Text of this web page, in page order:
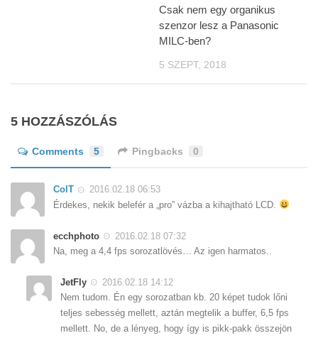
Csak nem egy organikus
szenzor lesz a Panasonic
MILC-ben?
5 SZEPT, 2018
5 HOZZÁSZÓLÁS
Comments 5 Pingbacks 0
ColT
2016.02.18 06:53
Érdekes, nekik belefér a „pro” vázba a kihajtható LCD.
ecchphoto
2016.02.18 07:32
Na, meg a 4,4 fps sorozatlövés… Az igen harmatos..
JetFly
2016.02.18 14:12
Nem tudom. Én egy sorozatban kb. 20 képet tudok lőni
teljes sebesség mellett, aztán megtelik a buffer, 6,5 fps
mellett. No, de a lényeg, hogy így is pikk-pakk összejön